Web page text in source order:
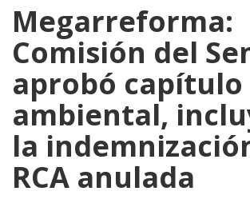
Megarreforma:
Comisión del
aprobó capítulo
ambiental,
la
RCA anulada